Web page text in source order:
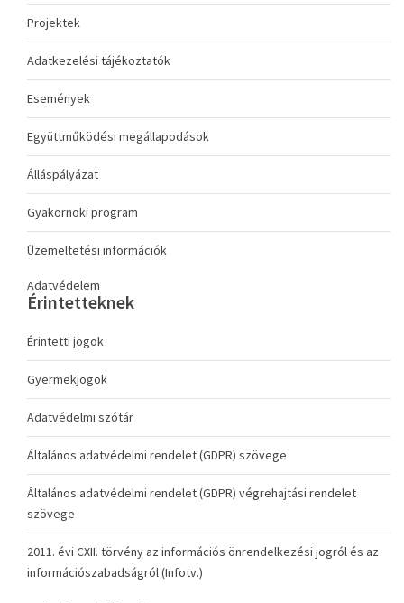
Projektek
Adatkezelési tájékoztatók
Események
Együttműködési megállapodások
Álláspályázat
Gyakornoki program
Üzemeltetési információk
Adatvédelem
Érintetteknek
Érintetti jogok
Gyermekjogok
Adatvédelmi szótár
Általános adatvédelmi rendelet (GDPR) szövege
Általános adatvédelmi rendelet (GDPR) végrehajtási rendelet
szövege
2011. évi CXII. törvény az információs önrendelkezési jogról és az
információszabadságról (Infotv.)